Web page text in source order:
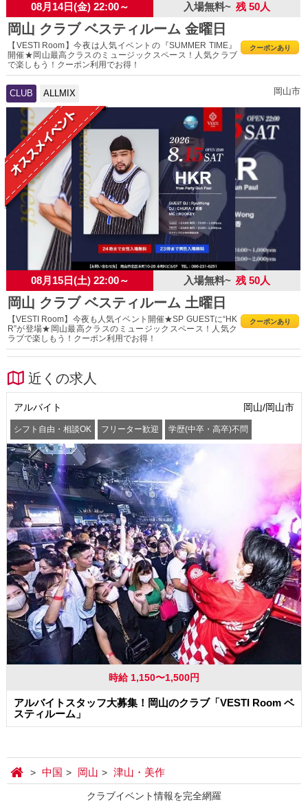
08月14日(金) 22:00～ 入場無料~ 残 50人
岡山 クラブ ベスティルーム 金曜日
クーポンあり
【VESTI Room】今夜は人気イベントの『SUMMER TIME』
開催★岡山最高クラスのミュージックスペース！人気クラブ
で楽しもう！クーポン利用でお得！
CLUB ALLMIX 岡山市
08月15日(土) 22:00～ 入場無料~ 残 50人
岡山 クラブ ベスティルーム 土曜日
クーポンあり
【VESTI Room】今夜も人気イベント開催★SP GUESTに“HK
R”が登場★岡山最高クラスのミュージックスペース！人気ク
ラブで楽しもう！クーポン利用でお得！
近くの求人
アルバイト 岡山/岡山市
シフト自由・相談OK フリーター歓迎 学歴(中卒・高卒)不問
髪型・髪色自由 交通費支給
時給 1,150〜1,500円
アルバイトスタッフ大募集！岡山のクラブ「VESTI Room ベ
スティルーム」
中国 岡山 津山・美作
クラブイベント情報を完全網羅